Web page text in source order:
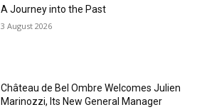
A Journey into the Past
3 August 2026
Château de Bel Ombre Welcomes Julien
Marinozzi, Its New General Manager